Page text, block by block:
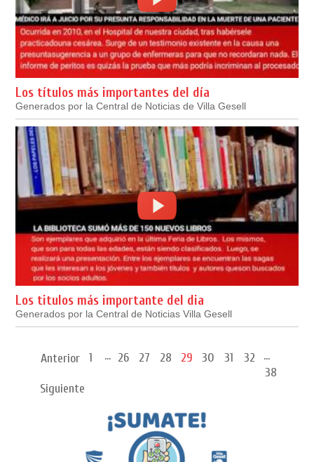
Los títulos más importantes del día
Generados por la Central de Noticias de Villa Gesell
Los titulos más importante del dia
Generados por la Central de Noticias Villa Gesell
Anterior 1 ... 26 27 28 29 30 31 32
...
38
Siguiente